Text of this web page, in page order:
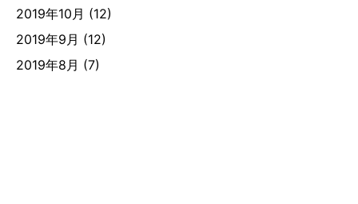
2019年10月 (12)
2019年9月 (12)
2019年8月 (7)